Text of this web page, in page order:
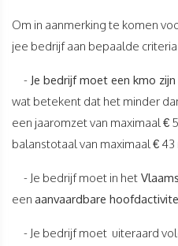
Om in aanmerking te komen
jee bedrijf aan bepaalde
- Je bedrijf moet een kmo zijn
wat betekent dat het minder
een jaaromzet van maximaal €
balanstotaal van maximaal €
- Je bedrijf moet in het
een aanvaardbare
- Je bedrijf moet uiteraard